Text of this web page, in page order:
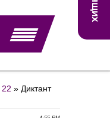
22 » Диктант